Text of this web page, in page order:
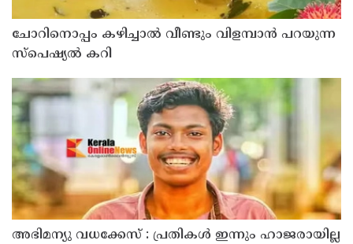
ചോറിനൊപ്പം കഴിച്ചാൽ വീണ്ടും വിളമ്പാൻ പറയുന്ന
സ്പെഷ്യൽ കറി
അഭിമന്യു വധക്കേസ് : പ്രതികൾ ഇന്നും ഹാജരായില്ല